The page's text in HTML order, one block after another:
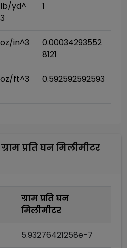
lb/yd^
3
1
oz/in^3
0.00034293552
8121
oz/ft^3 0.592592592593
ग्राम प्रति घन मिलीमीटर
ग्राम प्रति घन
मिलीमीटर
5.93276421258e-7